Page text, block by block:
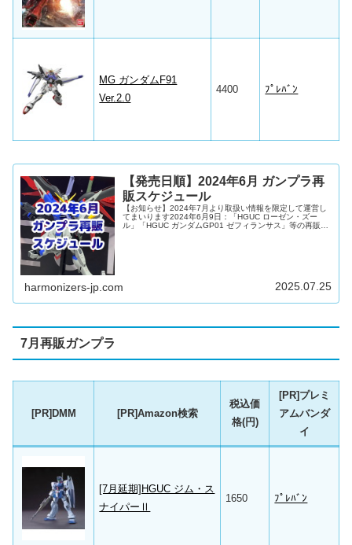
MG ガンダムF91
Ver.2.0
4400 ﾌﾟﾚﾊﾞﾝ
【発売日順】2024年6月 ガンプラ再
販スケジュール
【お知らせ】2024年7月より取扱い情報を限定して運営し
てまいります2024年6月9日：「HGUC ローゼン・ズー
ル」「HGUC ガンダムGP01 ゼフィランサス」等の再販日
harmonizers-jp.com 2025.07.25
7月再販ガンプラ
[PR]DMM [PR]Amazon検索
税込価
格(円)
[PR]プレミ
アムバンダ
イ
[7月延期]HGUC ジム・ス
ナイパーⅡ
1650 ﾌﾟﾚﾊﾞﾝ